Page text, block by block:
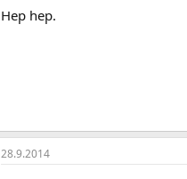
Hep hep.
28.9.2014